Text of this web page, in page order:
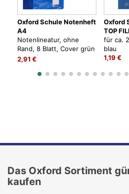
Oxford Schule Notenheft
A4
Notenlineatur, ohne
Rand, 8 Blatt, Cover grün
oder dunkelblau, keine
2,91 €
Oxford
TOP
für ca.
blau
1,19 €
Das Oxford Sortiment
kaufen